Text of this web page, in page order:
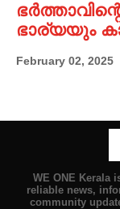
ഭാര്യയും
February 02, 2025
WE ONE Kerala
reliable news,
community